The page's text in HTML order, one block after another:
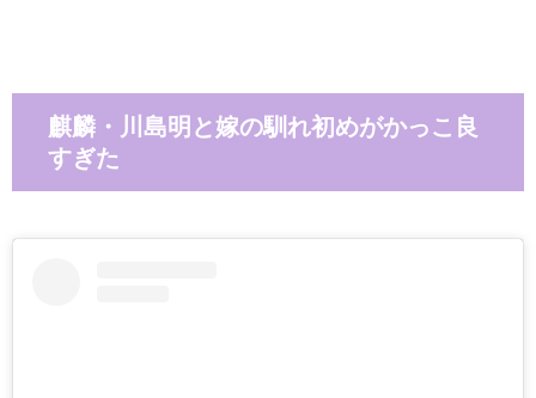
麒麟・川島明と嫁の馴れ初めがかっこ良
すぎた